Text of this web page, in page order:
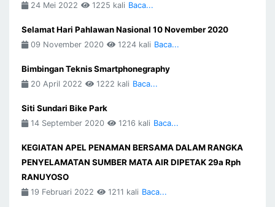
24 Mei 2022 1225 kali Baca...
Selamat Hari Pahlawan Nasional 10 November 2020
09 November 2020 1224 kali Baca...
Bimbingan Teknis Smartphonegraphy
20 April 2022 1222 kali Baca...
Siti Sundari Bike Park
14 September 2020 1216 kali Baca...
KEGIATAN APEL PENAMAN BERSAMA DALAM RANGKA
PENYELAMATAN SUMBER MATA AIR DIPETAK 29a Rph
RANUYOSO
19 Februari 2022 1211 kali Baca...